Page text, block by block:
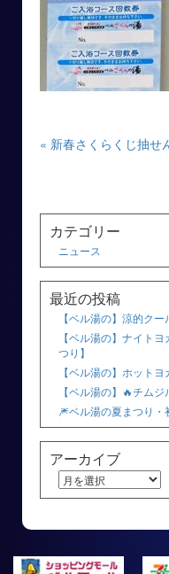
« 新春さくらくじ抽せ
カテゴリー
ニュース
最近の投稿
【ベル湯の】涼的ク
【ベル湯の】ナイト
つり】
【ベル湯の】ホット
【ベル湯の】🔥チム
🎆ベル湯の夏まつり・
アーカイブ